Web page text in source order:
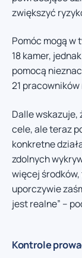
zwiększyć
Pomóc mogą w
18 kamer,
pomocą
21
Dalle wskazuje,
cele, ale teraz
konkretne
zdolnych
więcej
uporczywie
jest realne” –
Kontrole